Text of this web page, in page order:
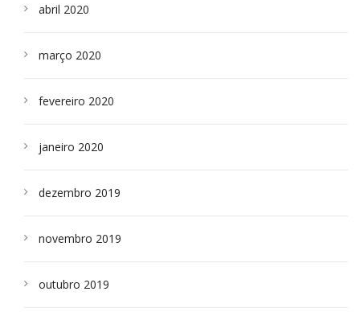
abril 2020
março 2020
fevereiro 2020
janeiro 2020
dezembro 2019
novembro 2019
outubro 2019